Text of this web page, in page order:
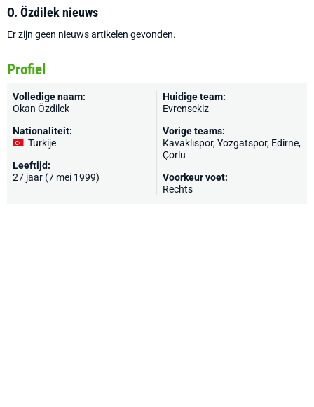
O. Özdilek nieuws
Er zijn geen nieuws artikelen gevonden.
Profiel
Volledige naam:
Okan Özdilek
Nationaliteit:
Turkije
Leeftijd:
27 jaar (7 mei 1999)
Huidige team:
Evrensekiz
Vorige teams:
Kavaklıspor, Yozgatspor, Edirne,
Çorlu
Voorkeur voet:
Rechts